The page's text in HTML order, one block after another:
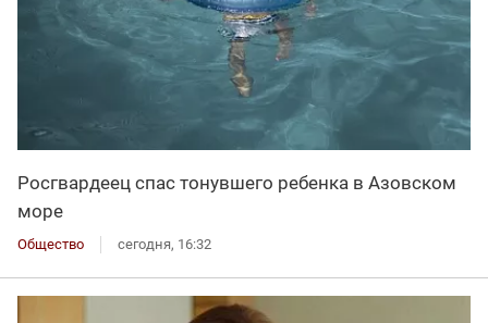
Росгвардеец спас тонувшего ребенка в Азовском
море
Общество сегодня, 16:32